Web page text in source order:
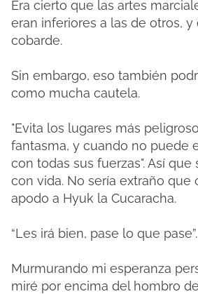
Era cierto que las artes
eran inferiores a las de otros,
cobarde.
Sin embargo, eso también
como mucha cautela.
"Evita los lugares más
fantasma, y ​​cuando no puede
con todas sus fuerzas". Así
con vida. No sería extraño que
apodo a Hyuk la Cucaracha.
“Les irá bien, pase lo que pase”.
Murmurando mi esperanza
miré por encima del hombro